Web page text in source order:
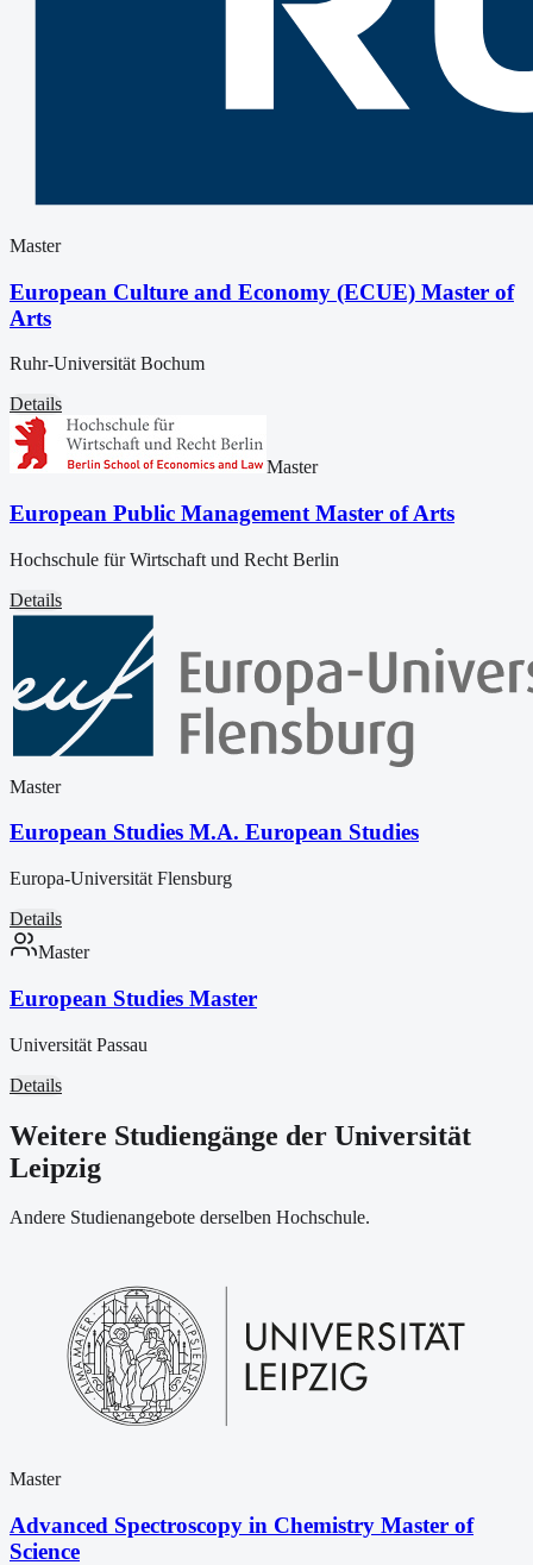
Master
European Culture and Economy (ECUE) Master of
Arts
Ruhr-Universität Bochum
Details
Master
European Public Management Master of Arts
Hochschule für Wirtschaft und Recht Berlin
Details
Master
European Studies M.A. European Studies
Europa-Universität Flensburg
Details
Master
European Studies Master
Universität Passau
Details
Weitere Studiengänge der Universität
Leipzig
Andere Studienangebote derselben Hochschule.
Master
Advanced Spectroscopy in Chemistry Master of
Science